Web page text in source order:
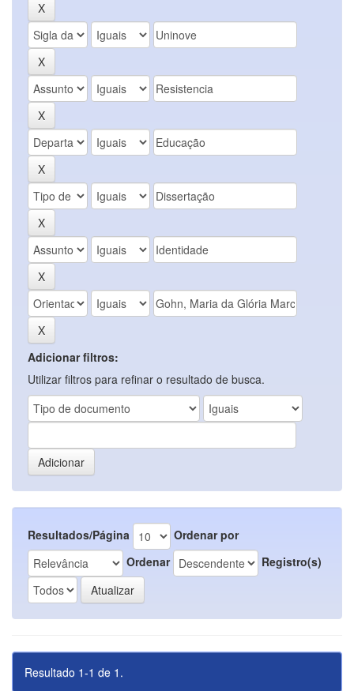
Adicionar filtros:
Utilizar filtros para refinar o resultado de busca.
Resultados/Página
Ordenar por
Ordenar
Registro(s)
Resultado 1-1 de 1.